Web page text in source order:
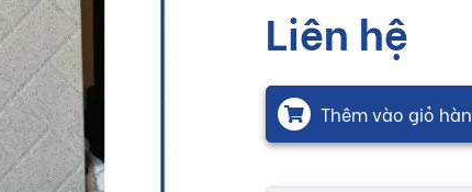
Liên hệ
Thêm vào giỏ